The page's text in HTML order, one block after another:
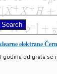
elektrane
godina odigrala